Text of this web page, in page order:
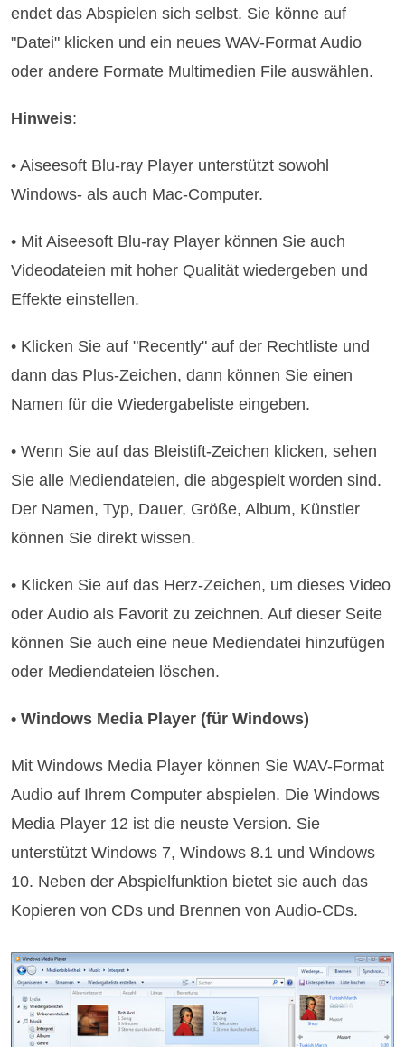
endet das Abspielen sich selbst. Sie könne auf
"Datei" klicken und ein neues WAV-Format Audio
oder andere Formate Multimedien File auswählen.
Hinweis:
• Aiseesoft Blu-ray Player unterstützt sowohl
Windows- als auch Mac-Computer.
• Mit Aiseesoft Blu-ray Player können Sie auch
Videodateien mit hoher Qualität wiedergeben und
Effekte einstellen.
• Klicken Sie auf "Recently" auf der Rechtliste und
dann das Plus-Zeichen, dann können Sie einen
Namen für die Wiedergabeliste eingeben.
• Wenn Sie auf das Bleistift-Zeichen klicken, sehen
Sie alle Mediendateien, die abgespielt worden sind.
Der Namen, Typ, Dauer, Größe, Album, Künstler
können Sie direkt wissen.
• Klicken Sie auf das Herz-Zeichen, um dieses Video
oder Audio als Favorit zu zeichnen. Auf dieser Seite
können Sie auch eine neue Mediendatei hinzufügen
oder Mediendateien löschen.
• Windows Media Player (für Windows)
Mit Windows Media Player können Sie WAV-Format
Audio auf Ihrem Computer abspielen. Die Windows
Media Player 12 ist die neuste Version. Sie
unterstützt Windows 7, Windows 8.1 und Windows
10. Neben der Abspielfunktion bietet sie auch das
Kopieren von CDs und Brennen von Audio-CDs.